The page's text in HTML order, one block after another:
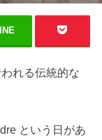
れる伝統的な
という日があ